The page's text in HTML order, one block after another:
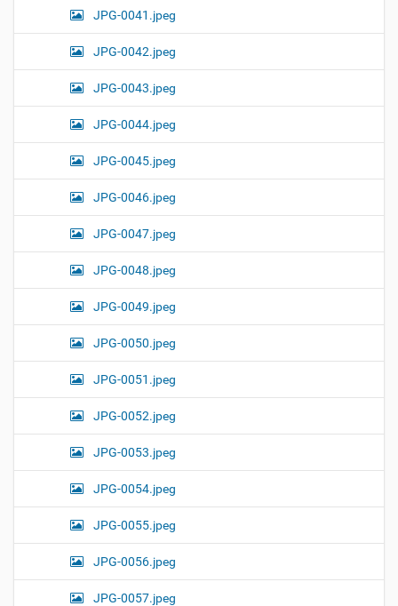
JPG-0041.jpeg
JPG-0042.jpeg
JPG-0043.jpeg
JPG-0044.jpeg
JPG-0045.jpeg
JPG-0046.jpeg
JPG-0047.jpeg
JPG-0048.jpeg
JPG-0049.jpeg
JPG-0050.jpeg
JPG-0051.jpeg
JPG-0052.jpeg
JPG-0053.jpeg
JPG-0054.jpeg
JPG-0055.jpeg
JPG-0056.jpeg
JPG-0057.jpeg